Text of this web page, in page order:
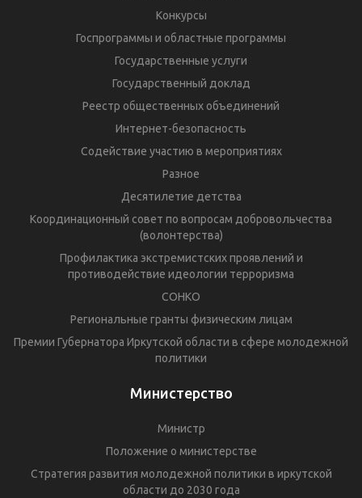
Конкурсы
Госпрограммы и областные программы
Государственные услуги
Государственный доклад
Реестр общественных объединений
Интернет-безопасность
Содействие участию в мероприятиях
Разное
Десятилетие детства
Координационный совет по вопросам добровольчества
(волонтерства)
Профилактика экстремистских проявлений и
противодействие идеологии терроризма
СОНКО
Региональные гранты физическим лицам
Премии Губернатора Иркутской области в сфере молодежной
политики
Министерство
Министр
Положение о министерстве
Стратегия развития молодежной политики в иркутской
области до 2030 года